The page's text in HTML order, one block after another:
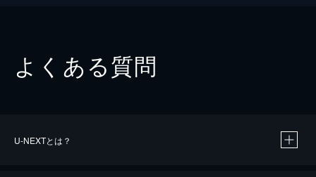
よくある質問
U-NEXTとは？